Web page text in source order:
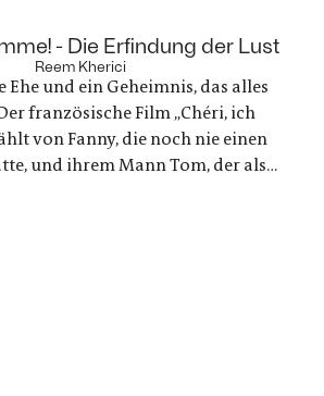
reist, um zu trauern und ein
einer kreativen Krise steckt - zwei
die zunehmend verschmelzen.
- Die Erfindung der Lust
Reem Kherici
Ehe und ein Geheimnis, das alles
französische Film „Chéri, ich
von Fanny, die noch nie einen
und ihrem Mann Tom, der als